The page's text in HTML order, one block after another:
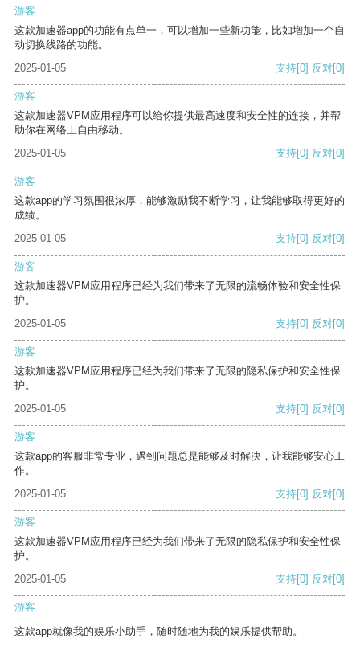
游客
这款加速器app的功能有点单一，可以增加一些新功能，比如增加一个自
动切换线路的功能。
2025-01-05
支持[0] 反对[0]
游客
这款加速器VPM应用程序可以给你提供最高速度和安全性的连接，并帮
助你在网络上自由移动。
2025-01-05
支持[0] 反对[0]
游客
这款app的学习氛围很浓厚，能够激励我不断学习，让我能够取得更好的
成绩。
2025-01-05
支持[0] 反对[0]
游客
这款加速器VPM应用程序已经为我们带来了无限的流畅体验和安全性保
护。
2025-01-05
支持[0] 反对[0]
游客
这款加速器VPM应用程序已经为我们带来了无限的隐私保护和安全性保
护。
2025-01-05
支持[0] 反对[0]
游客
这款app的客服非常专业，遇到问题总是能够及时解决，让我能够安心工
作。
2025-01-05
支持[0] 反对[0]
游客
这款加速器VPM应用程序已经为我们带来了无限的隐私保护和安全性保
护。
2025-01-05
支持[0] 反对[0]
游客
这款app就像我的娱乐小助手，随时随地为我的娱乐提供帮助。